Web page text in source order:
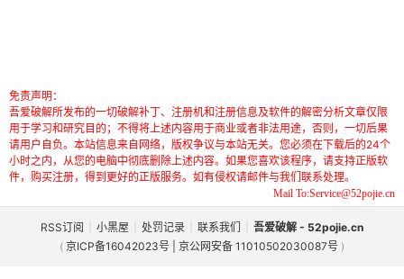
免责声明：
吾爱破解所发布的一切破解补丁、注册机和注册信息及软件的解密分析文章仅限
用于学习和研究目的；不得将上述内容用于商业或者非法用途，否则，一切后果
请用户自负。本站信息来自网络，版权争议与本站无关。您必须在下载后的24个
小时之内，从您的电脑中彻底删除上述内容。如果您喜欢该程序，请支持正版软
件，购买注册，得到更好的正版服务。如有侵权请邮件与我们联系处理。
Mail To:Service@52pojie.cn
RSS订阅 小黑屋 处罚记录 联系我们
吾爱破解 - 52pojie.cn
( 京ICP备16042023号 | 京公网安备 11010502030087号 )